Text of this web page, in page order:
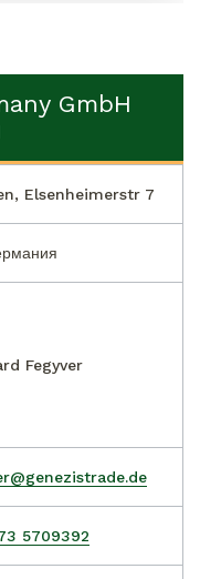
GmbH
Elsenheimerstr 7
Fegyver
5709392